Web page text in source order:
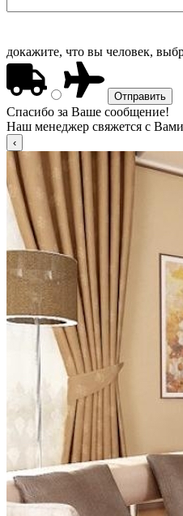
докажите, что вы человек,
Спасибо за Ваше сообщение!
Наш менеджер свяжется с